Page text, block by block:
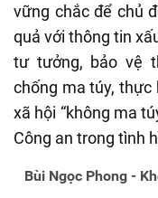
vững chắc để chủ
quả với thông tin
tư tưởng, bảo vệ
chống ma túy, thực
xã hội “không ma
Công an trong tình
Bùi Ngọc Phong -